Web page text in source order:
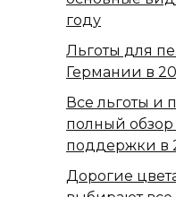
году
Льготы для
Германии в
Все льготы и
полный обзор
поддержки в
Дорогие